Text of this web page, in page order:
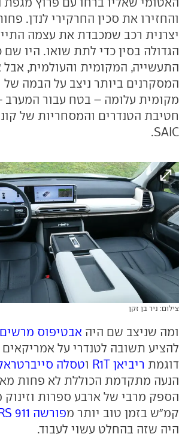
והחזירו את סכין החרקירי לנדן.
יצרנית רכב שמכבדת את עצמה
הגדולה בסין כדי לתת שואו. היו
התעשייה, המקומית והעולמית,
המסקרנים ביותר ניצב על הבמה של
מקומית עלומה – בטח עבור
חטיבת הטנדרים והמסחריות של
SAIC.
צילום: ניר בן זקן
ומה שניצב שם היה אבטיפוס מרשים
להציע תשובה לטנדרי על אמריקאים
דוגמת ריביאן R1T וטסלה
הנעה מתקדמת הכוללת לא פחות
קמ"ש בזמן טוב יותר מפורשה 911 GT3 RS
היה שזה בהחלט עשוי לעבוד.